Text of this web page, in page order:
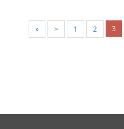
« < 1 2 3